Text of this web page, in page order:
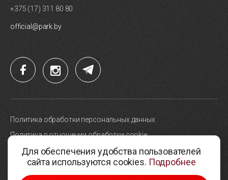
+375 (17) 311 80 80
official@park.by
Политика обработки персональных данных
Политика в отношении обработки cookie
Карта сайта
Выбор настроек cookie
Для обеспечения удобства пользователей
сайта используются cookies. Подробнее